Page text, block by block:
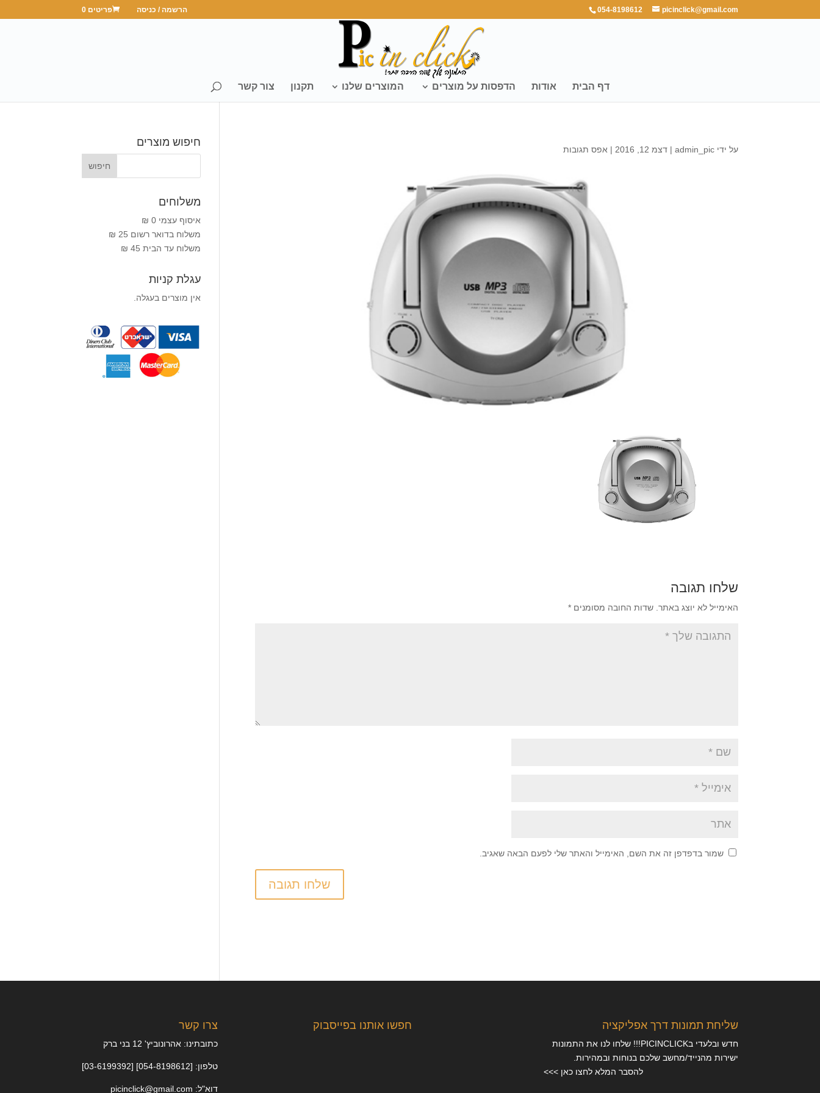
054-8198612 picinclick@gmail.com הרשמה / כניסה פריטים 0
דף הבית אודות הדפסות על מוצרים המוצרים שלנו תקנון צור קשר
על ידיadmin_pic
|דצמ 12, 2016 | אפס תגובות
שלחו תגובה
האימייל לא יוצג באתר. שדות החובה מסומנים*
שמור בדפדפן זה את השם, האימייל והאתר שלי לפעם הבאה שאגיב.
חיפוש מוצרים
משלוחים
איסוף עצמי 0 ₪
משלוח בדואר רשום 25 ₪
משלוח עד הבית 45 ₪
עגלת קניות
אין מוצרים בעגלה.
צרו קשר
כתובתינו: אהרונוביץ' 12 בני ברק
טלפון: [054-8198612] [03-6199392]
דוא"ל: picinclick@gmail.com
חפשו אותנו בפייסבוק שליחת תמונות דרך אפליקציה
חדש ובלעדי בPICINCLICK!!! שלחו לנו את התמונות
ישירות מהנייד/מחשב שלכם בנוחות ובמהירות.
להסבר המלא לחצו כאן >>>